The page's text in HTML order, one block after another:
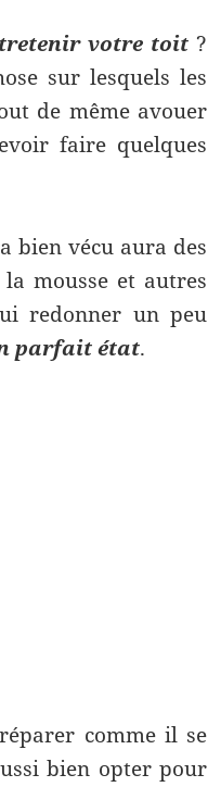
votre toit ?
sur lesquels les
de même avouer
faire quelques
bien vécu aura des
mousse et autres
redonner un peu
parfait état.
comme il se
bien opter pour